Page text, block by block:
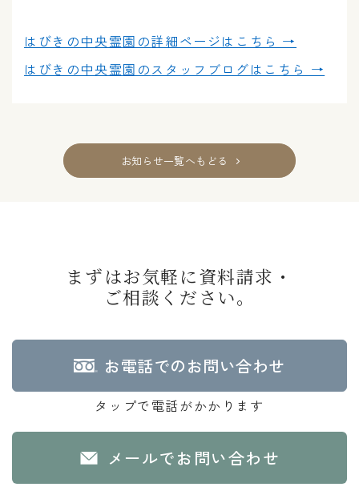
はびきの中央霊園の詳細ページはこちら →
はびきの中央霊園のスタッフブログはこちら →
お知らせ一覧へもどる
まずはお気軽に資料請求・
ご相談ください。
お電話でのお問い合わせ
タップで電話がかかります
メールでお問い合わせ